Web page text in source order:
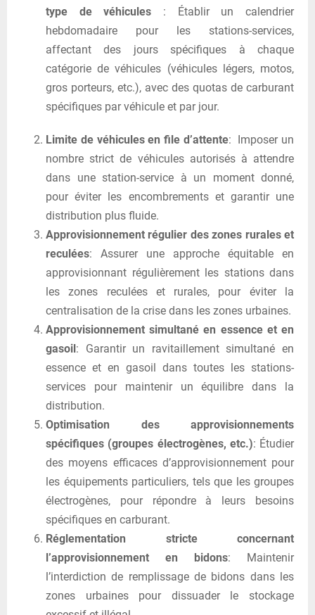
type de véhicules : Établir un calendrier
hebdomadaire pour les stations-services,
affectant des jours spécifiques à chaque
catégorie de véhicules (véhicules légers, motos,
gros porteurs, etc.), avec des quotas de carburant
spécifiques par véhicule et par jour.
Limite de véhicules en file d’attente: Imposer un
nombre strict de véhicules autorisés à attendre
dans une station-service à un moment donné,
pour éviter les encombrements et garantir une
distribution plus fluide.
Approvisionnement régulier des zones rurales et
reculées: Assurer une approche équitable en
approvisionnant régulièrement les stations dans
les zones reculées et rurales, pour éviter la
centralisation de la crise dans les zones urbaines.
Approvisionnement simultané en essence et en
gasoil: Garantir un ravitaillement simultané en
essence et en gasoil dans toutes les stations-
services pour maintenir un équilibre dans la
distribution.
Optimisation des approvisionnements
spécifiques (groupes électrogènes, etc.): Étudier
des moyens efficaces d’approvisionnement pour
les équipements particuliers, tels que les groupes
électrogènes, pour répondre à leurs besoins
spécifiques en carburant.
Réglementation stricte concernant
l’approvisionnement en bidons: Maintenir
l’interdiction de remplissage de bidons dans les
zones urbaines pour dissuader le stockage